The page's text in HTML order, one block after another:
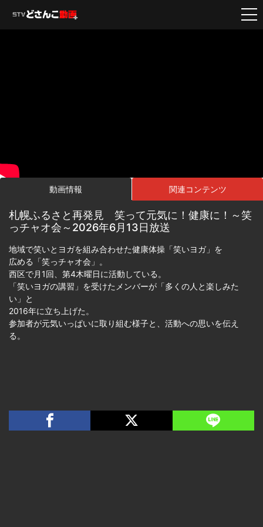
動画情報 関連コンテンツ
札幌ふるさと再発見 笑って元気に！健康に！～笑
っチャオ会～2026年6月13日放送
地域で笑いとヨガを組み合わせた健康体操「笑いヨガ」を
広める「笑っチャオ会」。
西区で月1回、第4木曜日に活動している。
「笑いヨガの講習」を受けたメンバーが「多くの人と楽しみた
い」と
2016年に立ち上げた。
参加者が元気いっぱいに取り組む様子と、活動への思いを伝え
る。